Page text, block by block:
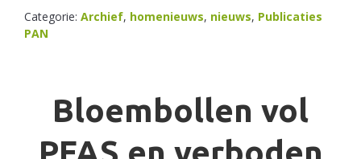
Categorie: Archief, homenieuws, nieuws, Publicaties
PAN
Bloembollen vol